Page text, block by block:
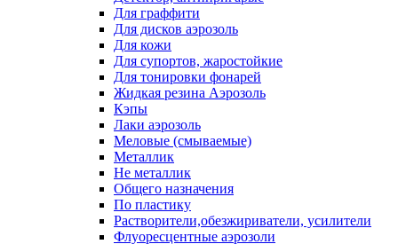
Для граффити
Для дисков аэрозоль
Для кожи
Для супортов, жаростойкие
Для тонировки фонарей
Жидкая резина Аэрозоль
Кэпы
Лаки аэрозоль
Меловые (смываемые)
Металлик
Не металлик
Общего назначения
По пластику
Растворители,обезжириватели, усилители
Флуоресцентные аэрозоли